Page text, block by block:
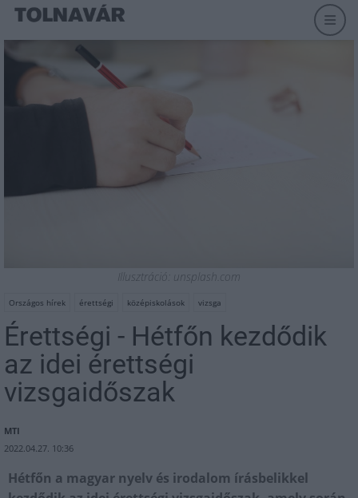
Illusztráció: unsplash.com
Országos hírek érettségi középiskolások vizsga
Érettségi - Hétfőn kezdődik
az idei érettségi
vizsgaidőszak
MTI
2022.04.27. 10:36
Hétfőn a magyar nyelv és irodalom írásbelikkel